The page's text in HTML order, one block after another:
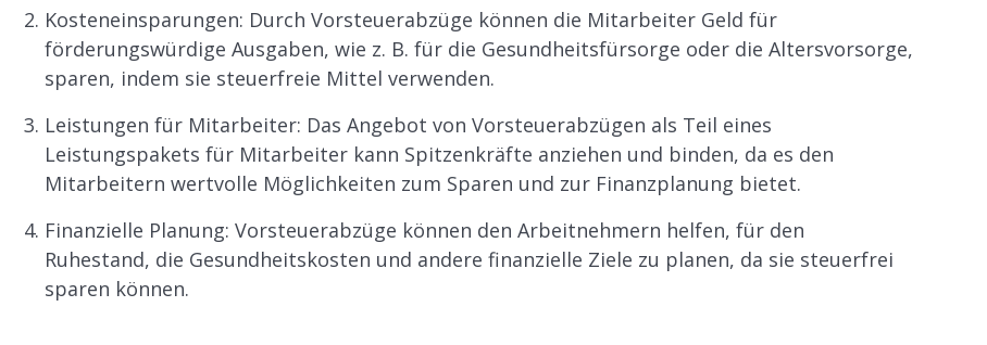
Kosteneinsparungen: Durch Vorsteuerabzüge können die Mitarbeiter Geld für
förderungswürdige Ausgaben, wie z. B. für die Gesundheitsfürsorge oder die Altersvorsorge,
sparen, indem sie steuerfreie Mittel verwenden.
Leistungen für Mitarbeiter: Das Angebot von Vorsteuerabzügen als Teil eines
Leistungspakets für Mitarbeiter kann Spitzenkräfte anziehen und binden, da es den
Mitarbeitern wertvolle Möglichkeiten zum Sparen und zur Finanzplanung bietet.
Finanzielle Planung: Vorsteuerabzüge können den Arbeitnehmern helfen, für den
Ruhestand, die Gesundheitskosten und andere finanzielle Ziele zu planen, da sie steuerfrei
sparen können.